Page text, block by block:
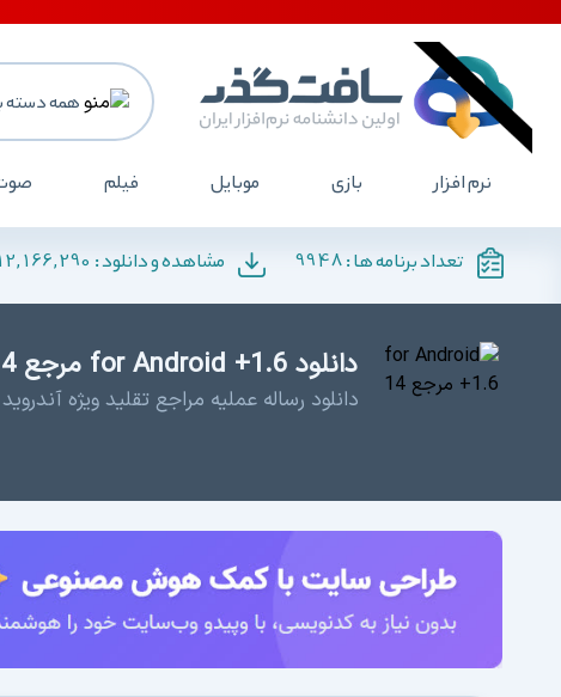
همه دسته
نرم افزار بازی موبایل فیلم
تعداد برنامه ها :9948 مشاهده و دانلود :
دانلود for Android +1.6 مرجع 14 - دانلود مرجع 14
دانلود رساله عملیه مراجع تقلید ویژه آندروید